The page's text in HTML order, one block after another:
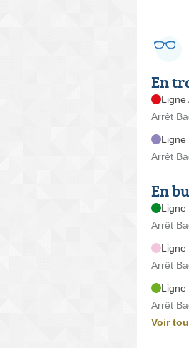
En
Ligne
Arrêt
Ligne
Arrêt
En
Ligne
Arrêt
Ligne
Arrêt
Ligne
Arrêt
Voir